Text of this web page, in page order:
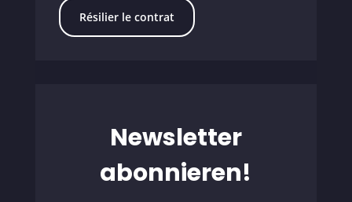
Résilier le contrat
Newsletter
abonnieren!